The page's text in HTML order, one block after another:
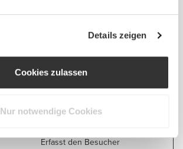
Details zeigen
Cookies zulassen
Nur notwendige Cookies
anonyme Besuche und
Wird verwendet, um
Verhalten des
Erfasst den Besucher